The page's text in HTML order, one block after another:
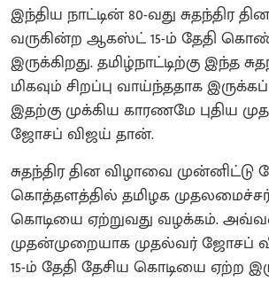
இந்திய நாட்டின் 80-வது சுதந்திர
வருகின்ற ஆகஸ்ட் 15-ம் தேதி
இருக்கிறது. தமிழ்நாட்டிற்கு இந்த
மிகவும் சிறப்பு வாய்ந்ததாக
இதற்கு முக்கிய காரணமே புதிய
ஜோசப் விஜய் தான்.
சுதந்திர தின விழாவை
கொத்தளத்தில் தமிழக
கொடியை ஏற்றுவது வழக்கம்.
முதன்முறையாக முதல்வர் ஜோசப்
15-ம் தேதி தேசிய கொடியை ஏற்ற